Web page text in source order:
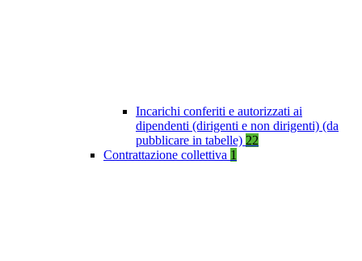
Incarichi conferiti e autorizzati ai
dipendenti (dirigenti e non dirigenti) (da
pubblicare in tabelle) 22
Contrattazione collettiva 1